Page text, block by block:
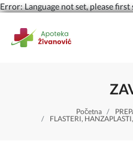
Error: Language not set, please first
Početna
FLASTERI,